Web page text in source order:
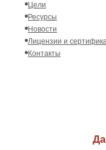
Цели
Ресурсы
Новости
Лицензии и
Контакты